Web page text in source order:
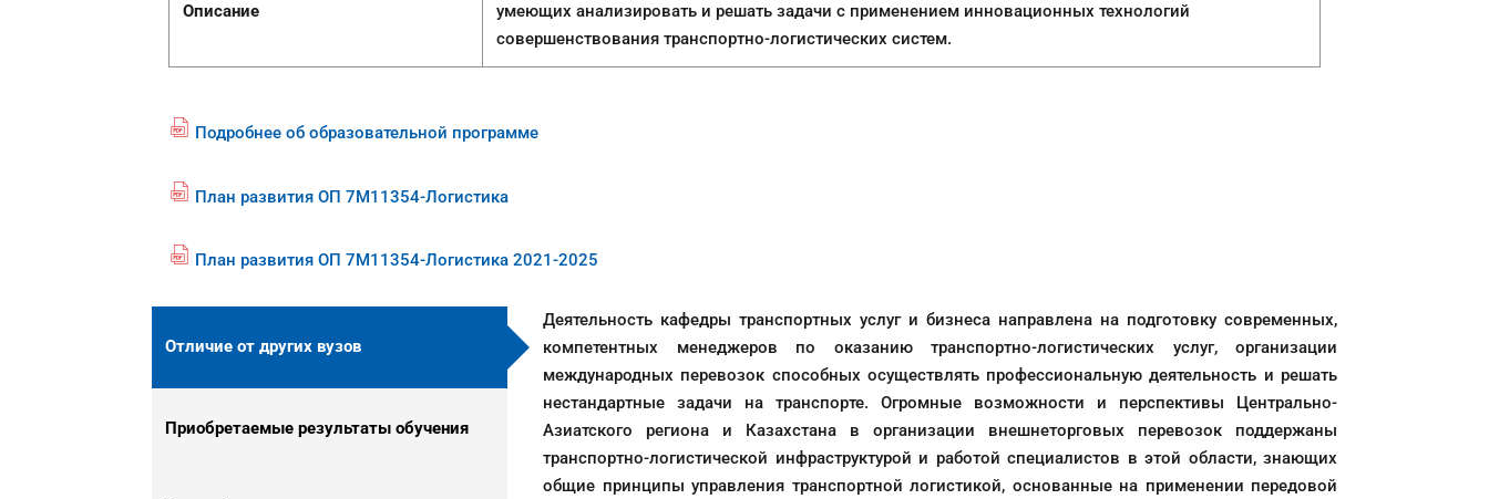
Описание
умеющих анализировать и решать задачи с применением инновационных технологий
совершенствования транспортно-логистических систем.
p
ic
o
Подробнее об образовательной программе
p
ic
n
План развития ОП 7М11354-Логистика
df
o
План развития ОП 7М11354-Логистика 2021-2025
Отличие от других вузов
Приобретаемые результаты обучения
Деятельность кафедры транспортных услуг и бизнеса направлена на подготовку современных,
компетентных менеджеров по оказанию транспортно-логистических услуг, организации
международных перевозок способных осуществлять профессиональную деятельность и решать
нестандартные задачи на транспорте. Огромные возможности и перспективы Центрально-
Азиатского региона и Казахстана в организации внешнеторговых перевозок поддержаны
транспортно-логистической инфраструктурой и работой специалистов в этой области, знающих
общие принципы управления транспортной логистикой, основанные на применении передовой